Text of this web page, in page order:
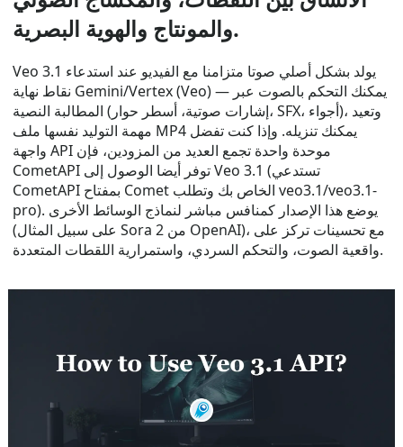
والمونتاج والهوية البصرية.
Veo 3.1 يولد بشكل أصلي صوتا متزامنا مع الفيديو عند استدعاء
نقاط نهاية Gemini/Vertex (Veo) — يمكنك التحكم بالصوت عبر
المطالبة النصية (إشارات صوتية، أسطر حوار، SFX، أجواء)، وتعيد
مهمة التوليد نفسها ملف MP4 يمكنك تنزيله. وإذا كنت تفضل
واجهة API موحدة واحدة تجمع العديد من المزودين، فإن
CometAPI توفر أيضا الوصول إلى Veo 3.1 (تستدعي
CometAPI بمفتاح Comet الخاص بك وتطلب veo3.1/veo3.1-
pro). يوضع هذا الإصدار كمنافس مباشر لنماذج الوسائط الأخرى
(على سبيل المثال Sora 2 من OpenAI)، مع تحسينات تركز على
واقعية الصوت، والتحكم السردي، واستمرارية اللقطات المتعددة.